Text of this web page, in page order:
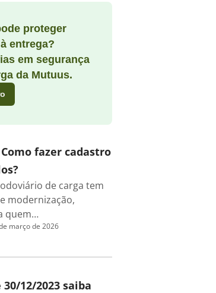
proteger
entrega?
em segurança
da Mutuus.
fazer cadastro
de carga tem
modernização,
quem…
março de 2026
12/2023 saiba